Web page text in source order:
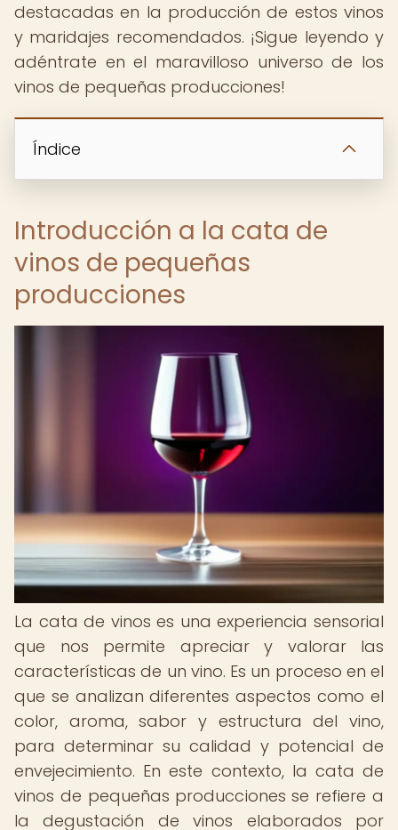
destacadas en la producción de estos vinos
y maridajes recomendados. ¡Sigue leyendo y
adéntrate en el maravilloso universo de los
vinos de pequeñas producciones!
Índice
Introducción a la cata de
vinos de pequeñas
producciones
La cata de vinos es una experiencia sensorial
que nos permite apreciar y valorar las
características de un vino. Es un proceso en el
que se analizan diferentes aspectos como el
color, aroma, sabor y estructura del vino,
para determinar su calidad y potencial de
envejecimiento. En este contexto, la cata de
vinos de pequeñas producciones se refiere a
la degustación de vinos elaborados por